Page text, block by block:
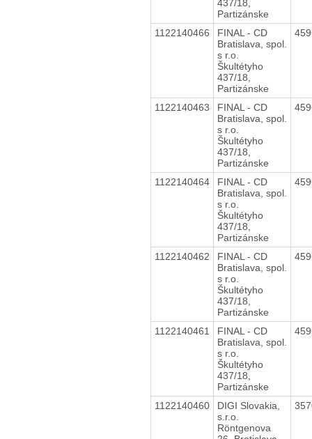
437/18,
Partizánske
1122140466
FINAL - CD
Bratislava, spol.
s r.o.
Škultétyho
437/18,
Partizánske
1122140463
FINAL - CD
Bratislava, spol.
s r.o.
Škultétyho
437/18,
Partizánske
1122140464
FINAL - CD
Bratislava, spol.
s r.o.
Škultétyho
437/18,
Partizánske
1122140462
FINAL - CD
Bratislava, spol.
s r.o.
Škultétyho
437/18,
Partizánske
1122140461
FINAL - CD
Bratislava, spol.
s r.o.
Škultétyho
437/18,
Partizánske
1122140460
DIGI Slovakia,
s.r.o.
Röntgenova